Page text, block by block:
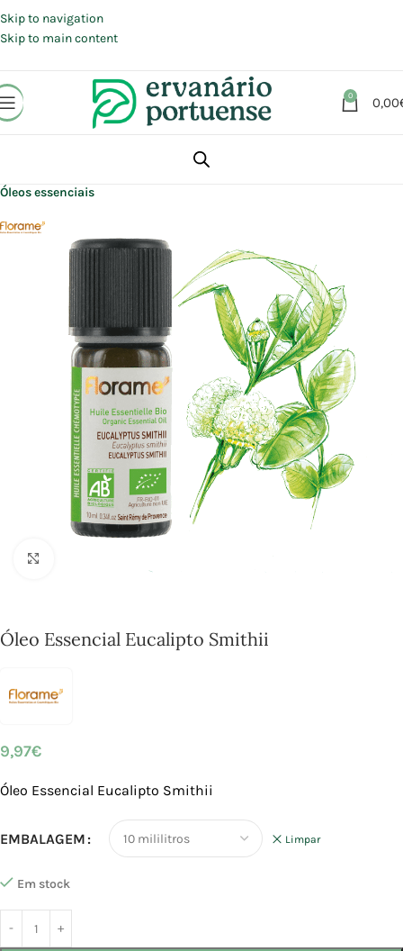
Skip to navigation
Skip to main content
0 0,00
Aromaterapia | Florais | Homeopatia
Óleos essenciais
Óleo Essencial Eucalipto Smithii
9,97€
Óleo Essencial Eucalipto Smithii
EMBALAGEM Limpar
Em stock